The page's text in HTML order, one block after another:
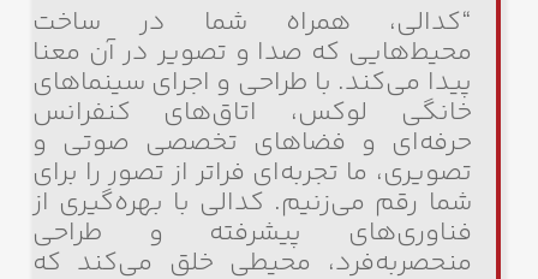
“کدالی، همراه شما در ساخت
محیط‌هایی که صدا و تصویر در آن معنا
پیدا می‌کند. با طراحی و اجرای سینماهای
خانگی لوکس، اتاق‌های کنفرانس
حرفه‌ای و فضاهای تخصصی صوتی و
تصویری، ما تجربه‌ای فراتر از تصور را برای
شما رقم می‌زنیم. کدالی با بهره‌گیری از
فناوری‌های پیشرفته و طراحی
منحصربه‌فرد، محیطی خلق می‌کند که